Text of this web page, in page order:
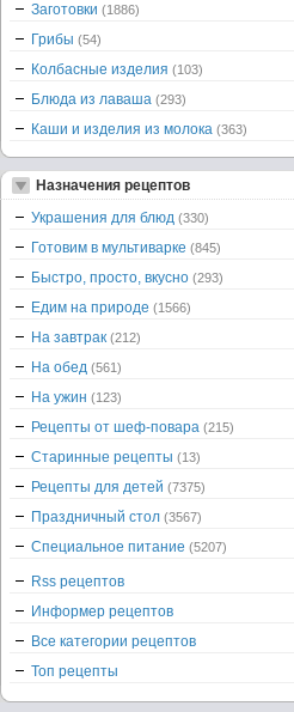
Заготовки (1886)
Грибы (54)
Колбасные изделия (103)
Блюда из лаваша (293)
Каши и изделия из молока (363)
Назначения рецептов
Украшения для блюд (330)
Готовим в мультиварке (845)
Быстро, просто, вкусно (293)
Едим на природе (1566)
На завтрак (212)
На обед (561)
На ужин (123)
Рецепты от шеф-повара (215)
Старинные рецепты (13)
Рецепты для детей (7375)
Праздничный стол (3567)
Специальное питание (5207)
Rss рецептов
Информер рецептов
Все категории рецептов
Топ рецепты